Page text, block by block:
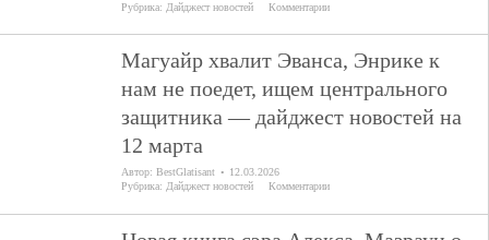
Рубрика: Дайджест новостей Комментарии
Магуайр хвалит Эванса, Энрике к
нам не поедет, ищем центрального
защитника — дайджест новостей на
12 марта
Автор:BestGlatisant
12.03.2026
Рубрика:Дайджест новостей Комментарии